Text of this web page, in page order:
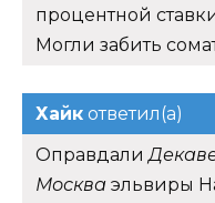
процентной
Могли забить
Хайк ответил(а)
Оправдали
Москва эльвиры